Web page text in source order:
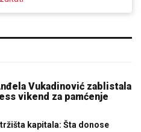
Vukadinović zablistala
vikend za pamćenje
kapitala: Šta donose